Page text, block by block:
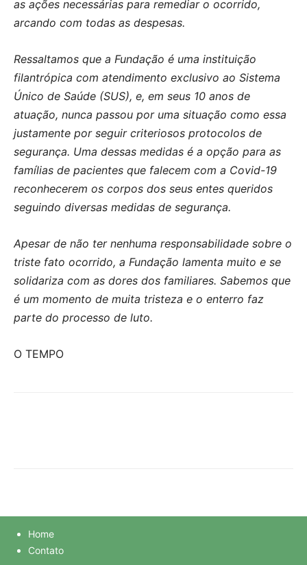
as ações necessárias para remediar o ocorrido,
arcando com todas as despesas.
Ressaltamos que a Fundação é uma instituição
filantrópica com atendimento exclusivo ao Sistema
Único de Saúde (SUS), e, em seus 10 anos de
atuação, nunca passou por uma situação como essa
justamente por seguir criteriosos protocolos de
segurança. Uma dessas medidas é a opção para as
famílias de pacientes que falecem com a Covid-19
reconhecerem os corpos dos seus entes queridos
seguindo diversas medidas de segurança.
Apesar de não ter nenhuma responsabilidade sobre o
triste fato ocorrido, a Fundação lamenta muito e se
solidariza com as dores dos familiares. Sabemos que
é um momento de muita tristeza e o enterro faz
parte do processo de luto.
O TEMPO
Home
Contato